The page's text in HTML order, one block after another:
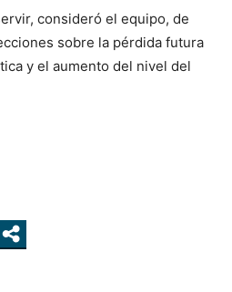
consideró el equipo, de
sobre la pérdida futura
y el aumento del nivel del